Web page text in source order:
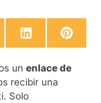
Compartir
en
LinkedIn
en
un enlace de
recibir una
Solo